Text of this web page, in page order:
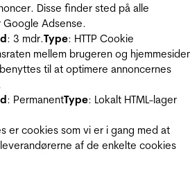
Disse finder sted på alle
Adsense.
: 3 mdr.Type: HTTP Cookie
mellem brugeren og
til at optimere annoncernes
: PermanentType: Lokalt HTML-lager
er cookies som vi er i gang med at
af de enkelte cookies